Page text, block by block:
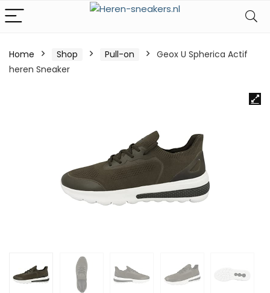
Home Shop Pull-on
Geox U Spherica Actif
heren Sneaker